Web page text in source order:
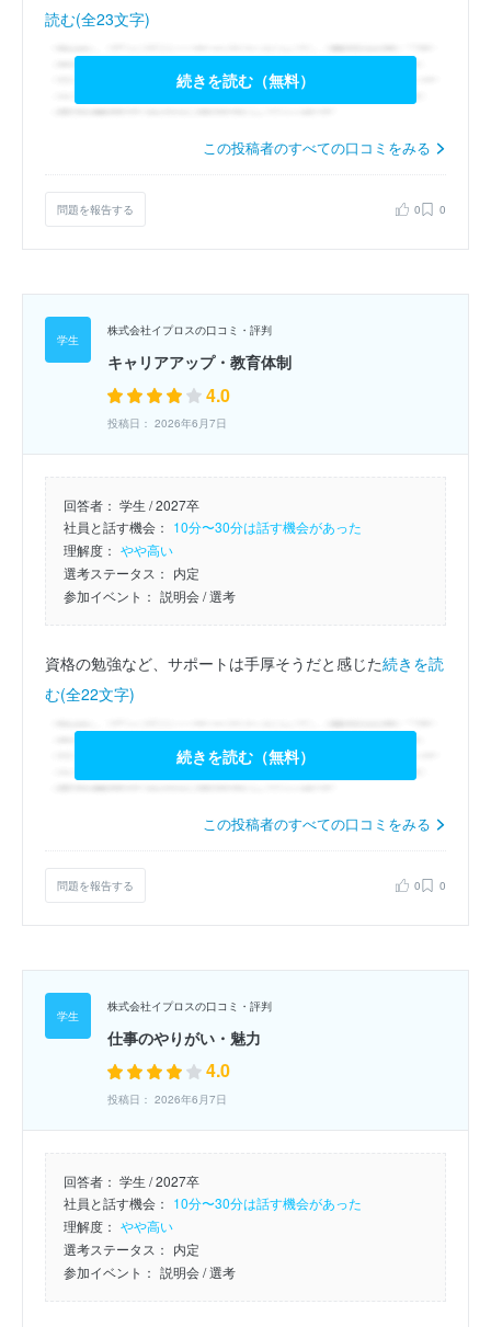
読む(全23文字)
続きを読む（無料）
この投稿者のすべての口コミをみる
問題を報告する 0 0
株式会社イプロスの口コミ・評判
キャリアアップ・教育体制
4.0
投稿日： 2026年6月7日
回答者： 学生 / 2027卒
社員と話す機会： 10分〜30分は話す機会があった
理解度： やや高い
選考ステータス： 内定
参加イベント： 説明会/ 選考
資格の勉強など、サポートは手厚そうだと感じた続きを読
む(全22文字)
続きを読む（無料）
この投稿者のすべての口コミをみる
問題を報告する 0 0
株式会社イプロスの口コミ・評判
仕事のやりがい・魅力
4.0
投稿日： 2026年6月7日
回答者： 学生 / 2027卒
社員と話す機会： 10分〜30分は話す機会があった
理解度： やや高い
選考ステータス： 内定
参加イベント： 説明会/ 選考